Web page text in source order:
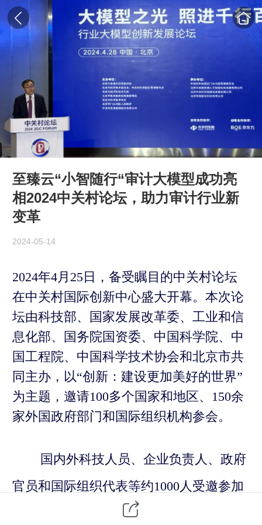
至臻云“小智随行“审计大模型成功亮
相2024中关村论坛，助力审计行业新
变革
2024-05-14
2024年4月25日，备受瞩目的中关村论坛
在中关村国际创新中心盛大开幕。本次论
坛由科技部、国家发展改革委、工业和信
息化部、国务院国资委、中国科学院、中
国工程院、中国科学技术协会和北京市共
同主办，以“创新：建设更加美好的世界”
为主题， 邀请100多个国家和地区、150余
家外国政府部门和国际组织机构参会。
国内外科技人员、企业负责人、政府
官员和国际组织代表等约1000人受邀参加
包括诺贝尔奖获得者在内的顶